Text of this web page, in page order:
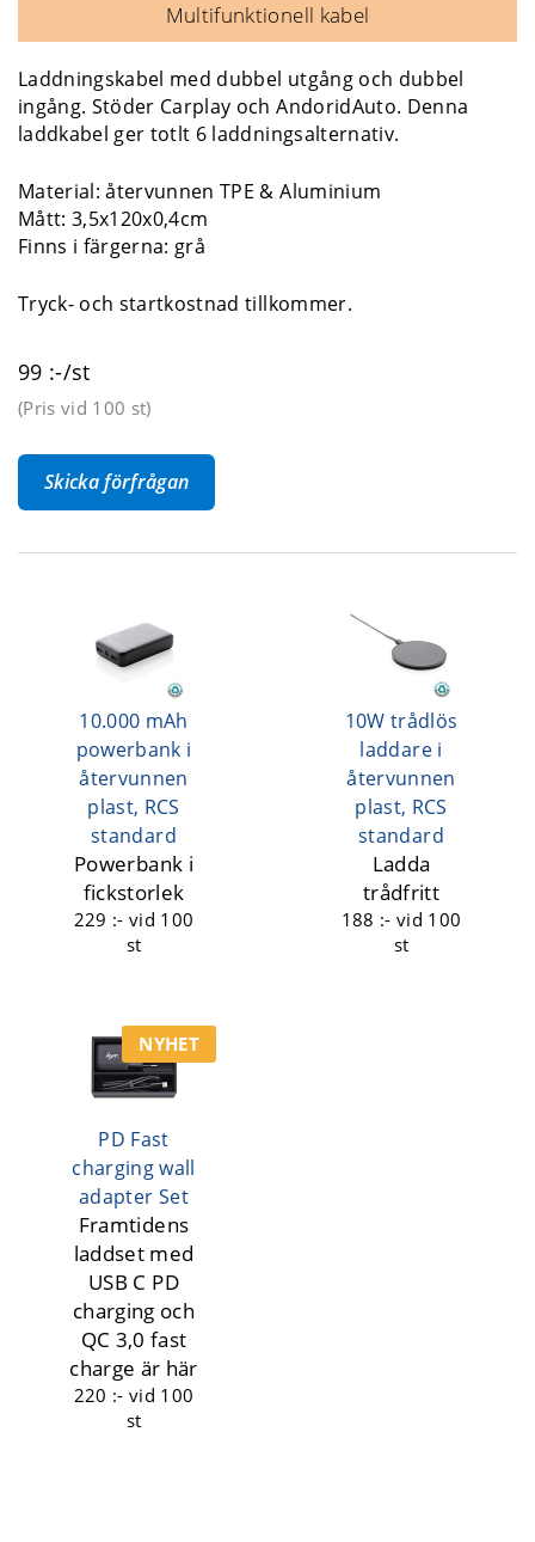
Multifunktionell kabel
Laddningskabel med dubbel utgång och dubbel
ingång. Stöder Carplay och AndoridAuto. Denna
laddkabel ger totlt 6 laddningsalternativ.
Material: återvunnen TPE & Aluminium
Mått: 3,5x120x0,4cm
Finns i färgerna: grå
Tryck- och startkostnad tillkommer.
99 :-/st
(Pris vid 100 st)
Skicka förfrågan
10.000 mAh
powerbank i
återvunnen
plast, RCS
standard
Powerbank i
fickstorlek
229 :- vid 100
st
10W trådlös
laddare i
återvunnen
plast, RCS
standard
Ladda
trådfritt
188 :- vid 100
st
NYHET
PD Fast
charging wall
adapter Set
Framtidens
laddset med
USB C PD
charging och
QC 3,0 fast
charge är här
220 :- vid 100
st